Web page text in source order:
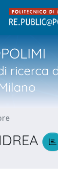
ricerca